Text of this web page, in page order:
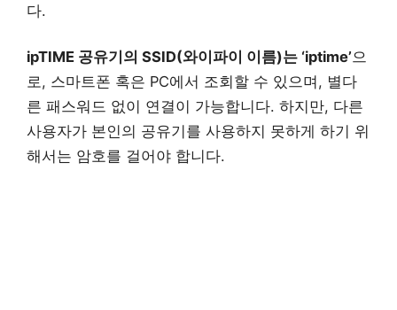
다.
ipTIME 공유기의 SSID(와이파이 이름)는 ‘iptime’으
로, 스마트폰 혹은 PC에서 조회할 수 있으며, 별다
른 패스워드 없이 연결이 가능합니다. 하지만, 다른
사용자가 본인의 공유기를 사용하지 못하게 하기 위
해서는 암호를 걸어야 합니다.